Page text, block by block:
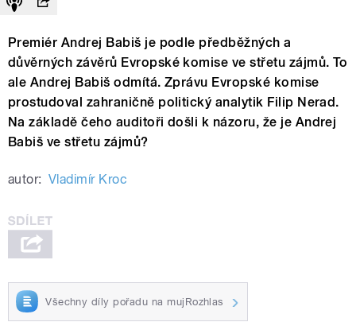
Premiér Andrej Babiš je podle předběžných a
důvěrných závěrů Evropské komise ve střetu zájmů. To
ale Andrej Babiš odmítá. Zprávu Evropské komise
prostudoval zahraničně politický analytik Filip Nerad.
Na základě čeho auditoři došli k názoru, že je Andrej
Babiš ve střetu zájmů?
autor: Vladimír Kroc
Všechny díly pořadu na mujRozhlas